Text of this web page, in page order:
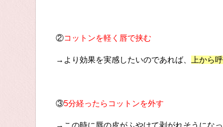
②コットンを軽く唇で挟む
→より効果を実感したいのであれば、 上から
③5分経ったらコットンを外す